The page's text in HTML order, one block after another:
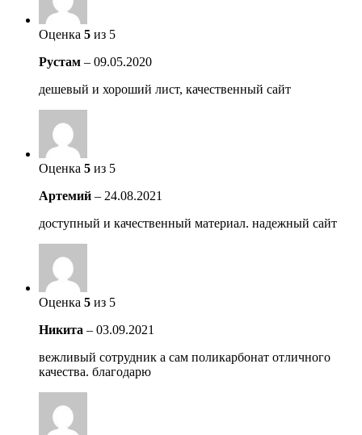
Оценка 5 из 5
Рустам – 09.05.2020
дешевый и хороший лист, качественный сайт
Оценка 5 из 5
Артемий – 24.08.2021
доступный и качественный материал. надежный сайт
Оценка 5 из 5
Никита – 03.09.2021
вежливый сотрудник а сам поликарбонат отличного
качества. благодарю